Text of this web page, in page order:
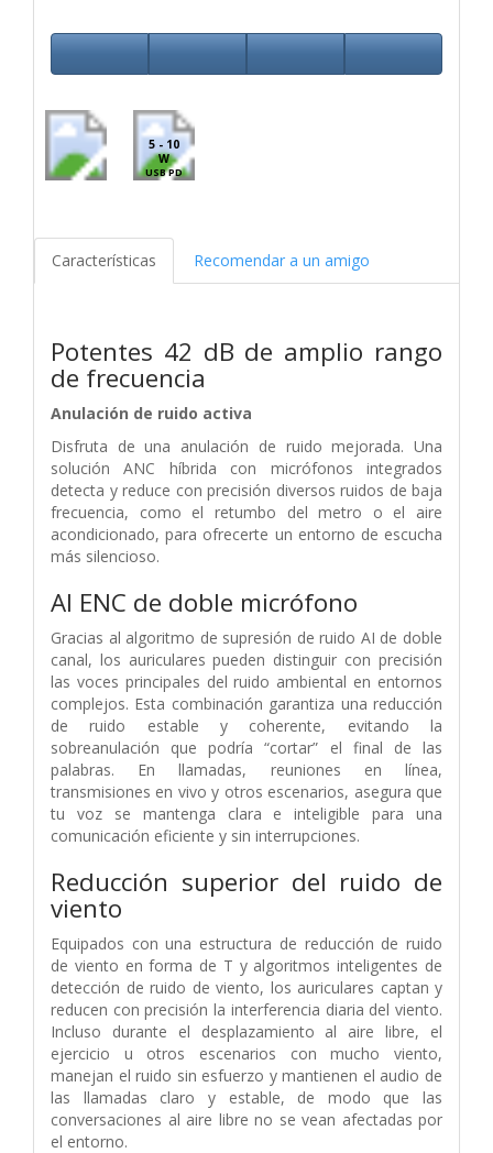
5 - 10
W
USB PD
Características Recomendar a un amigo
Potentes 42 dB de amplio rango
de frecuencia
Anulación de ruido activa
Disfruta de una anulación de ruido mejorada. Una
solución ANC híbrida con micrófonos integrados
detecta y reduce con precisión diversos ruidos de baja
frecuencia, como el retumbo del metro o el aire
acondicionado, para ofrecerte un entorno de escucha
más silencioso.
AI ENC de doble micrófono
Gracias al algoritmo de supresión de ruido AI de doble
canal, los auriculares pueden distinguir con precisión
las voces principales del ruido ambiental en entornos
complejos. Esta combinación garantiza una reducción
de ruido estable y coherente, evitando la
sobreanulación que podría “cortar” el final de las
palabras. En llamadas, reuniones en línea,
transmisiones en vivo y otros escenarios, asegura que
tu voz se mantenga clara e inteligible para una
comunicación eficiente y sin interrupciones.
Reducción superior del ruido de
viento
Equipados con una estructura de reducción de ruido
de viento en forma de T y algoritmos inteligentes de
detección de ruido de viento, los auriculares captan y
reducen con precisión la interferencia diaria del viento.
Incluso durante el desplazamiento al aire libre, el
ejercicio u otros escenarios con mucho viento,
manejan el ruido sin esfuerzo y mantienen el audio de
las llamadas claro y estable, de modo que las
conversaciones al aire libre no se vean afectadas por
el entorno.